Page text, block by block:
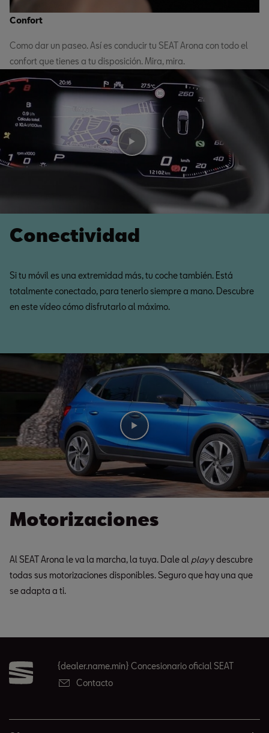
Confort
Como dar un paseo. Así es conducir tu SEAT Arona con todo el
confort que tienes a tu disposición. Mira, mira.
Conectividad
Si tu móvil es una extremidad más, tu coche también. Está
totalmente conectado, para tenerlo siempre a mano. Descubre
en este vídeo cómo disfrutarlo al máximo.
Motorizaciones
Al SEAT Arona le va la marcha, la tuya. Dale al playy descubre
todas sus motorizaciones disponibles. Seguro que hay una que
se adapta a ti.
{dealer.name.min} Concesionario oficial SEAT
Contacto